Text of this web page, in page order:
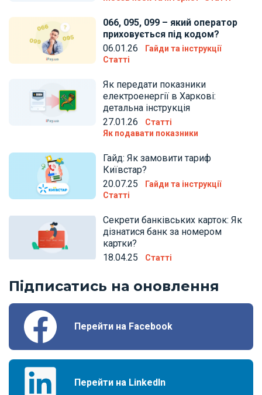
066, 095, 099 – який оператор
приховується під кодом?
06.01.26
Гайди та інструкції
Статті
Як передати показники
електроенергії в Харкові:
детальна інструкція
27.01.26
Статті
Як подавати показники
Гайд: Як замовити тариф
Київстар?
20.07.25
Гайди та інструкції
Статті
Секрети банківських карток: Як
дізнатися банк за номером
картки?
18.04.25
Статті
Підписатись на оновлення
Перейти на Facebook
Перейти на LinkedIn